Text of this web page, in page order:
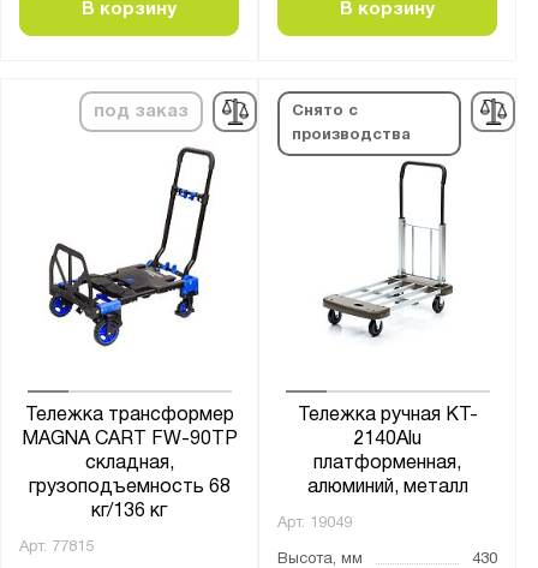
В корзину В корзину
под заказ
Тележка трансформер
MAGNA CART FW-90TP
складная,
грузоподъемность 68
кг/136 кг
Арт. 77815
Снято с
производства
Тележка ручная KT-
2140Alu
платформенная,
алюминий, металл
Арт. 19049
Высота, мм
430